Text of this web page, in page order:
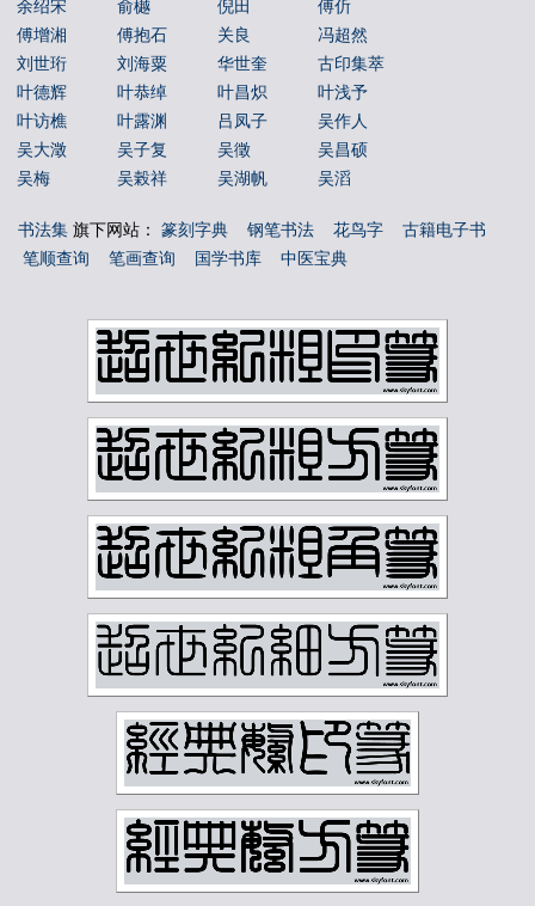
余绍宋
俞樾 倪田
傅伒
傅增湘
傅抱石 关良
冯超然
刘世珩
刘海粟 华世奎
古印集萃
叶德辉
叶恭绰 叶昌炽
叶浅予
叶访樵
叶露渊 吕凤子
吴作人
吴大澂
吴子复 吴徵
吴昌硕
吴梅
吴榖祥 吴湖帆
吴滔
吴镜汀
周叔弢 周昌榖
周铁衡
唐云
唐醉石 商承祚
姚华
寇遐 寿石工
居廉
庞元济 康有为
康殷
张书旂 张伯英
张伯驹
张大千 张大壮
张宗祥
徐三庚 徐世昌
徐悲鸿
徐燕孙 徐生翁
方介堪
易孺 曾熙
朱复戡
李叔同 李可染
李瑞清
李苦禅 李葆恂
来楚生
林散之 林纾
林风眠
汪鸣銮 沈尹默
沈曾植
沙孟海 河海霞
溥儒
潘天寿 王世镗
王个簃
王懿荣 王梦白
王森然
王蘧常 王遐举
王震
石鲁 祁崑
祝嘉
秦咢生 程璋
章士钊
童雪鸿 端方
反字字典
简经纶 篆刻字典
经亨颐
罗振玉 罗福颐
翁同龢
书法集 旗下网站： 篆刻字典 钢笔书法 花鸟字
古籍电子书
笔顺查询
笔画查询 国学书库 中医宝典